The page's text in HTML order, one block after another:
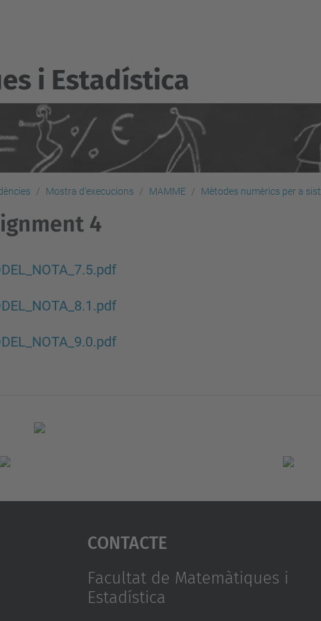
i Estadí­stica
Mostra d'execucions MAMME Mètodes numèrics per a
4
Contacte
Facultat de Matemàtiques i
Estadística